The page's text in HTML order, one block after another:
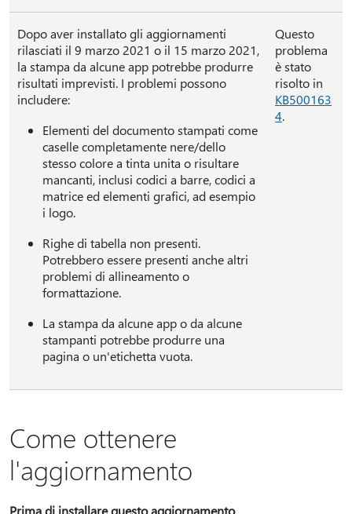
Dopo aver installato gli aggiornamenti
rilasciati il 9 marzo 2021 o il 15 marzo 2021,
la stampa da alcune app potrebbe produrre
risultati imprevisti. I problemi possono
includere:
Elementi del documento stampati come
caselle completamente nere/dello
stesso colore a tinta unita o risultare
mancanti, inclusi codici a barre, codici a
matrice ed elementi grafici, ad esempio
i logo.
Righe di tabella non presenti.
Potrebbero essere presenti anche altri
problemi di allineamento o
formattazione.
La stampa da alcune app o da alcune
stampanti potrebbe produrre una
pagina o un'etichetta vuota.
Questo
problema
è stato
risolto in
KB500163
4.
Come ottenere
l'aggiornamento
Prima di installare questo aggiornamento